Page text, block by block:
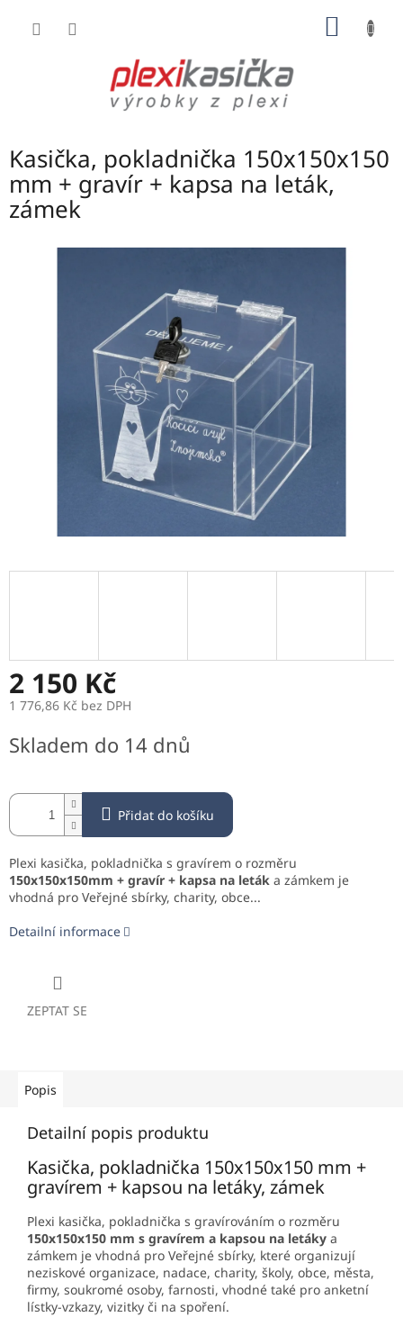
Kasička, pokladnička 150x150x150
mm + gravír + kapsa na leták,
zámek
2 150 Kč
1 776,86 Kč bez DPH
cena:
Skladem do 14 dnů
Přidat do košíku
Plexi kasička, pokladnička s gravírem o rozměru
150x150x150mm + gravír + kapsa na leták a zámkem je
vhodná pro Veřejné sbírky, charity, obce...
Detailní informace
ZEPTAT SE
Popis
Detailní popis produktu
Kasička, pokladnička 150x150x150 mm +
gravírem + kapsou na letáky, zámek
Plexi kasička, pokladnička s gravírováním o rozměru
150x150x150 mm s gravírem a kapsou na letáky a
zámkem je vhodná pro Veřejné sbírky, které organizují
neziskové organizace, nadace, charity, školy, obce, města,
firmy, soukromé osoby, farnosti, vhodné také pro anketní
lístky-vzkazy, vizitky či na spoření.